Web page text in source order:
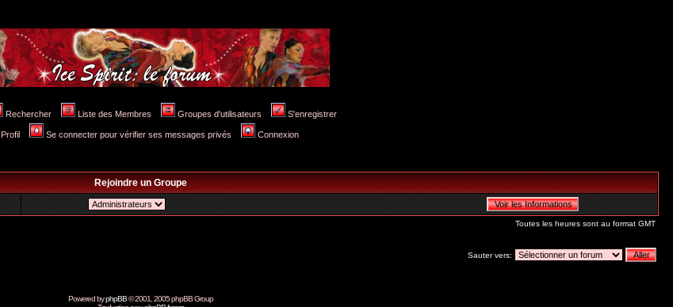
Rechercher Liste des Membres Groupes d'utilisateurs S'enregistrer
Profil Se connecter pour vérifier ses messages privés Connexion
Rejoindre un Groupe
Toutes les heures sont au format GMT
Sauter vers:
Powered byphpBB© 2001, 2005 phpBB Group